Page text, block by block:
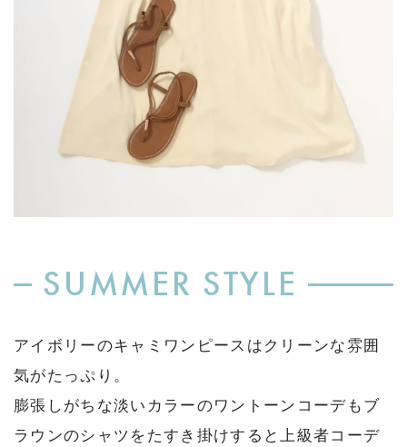
SUMMER STYLE
アイボリーのキャミワンピースはクリーンな雰囲
気がたっぷり。
膨張しがちな淡いカラーのワントーンコーデもブ
ラウンのシャツをたすき掛けすると上級者コーデ